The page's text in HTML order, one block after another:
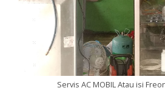
Servis AC MOBIL Atau isi